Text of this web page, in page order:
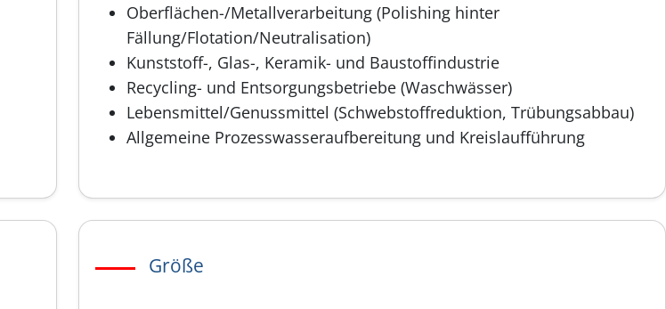
Oberflächen-/Metallverarbeitung (Polishing hinter
Fällung/Flotation/Neutralisation)
Kunststoff-, Glas-, Keramik- und Baustoffindustrie
Recycling- und Entsorgungsbetriebe (Waschwässer)
Lebensmittel/Genussmittel (Schwebstoffreduktion, Trübungsabbau)
Allgemeine Prozesswasseraufbereitung und Kreislaufführung
Größe